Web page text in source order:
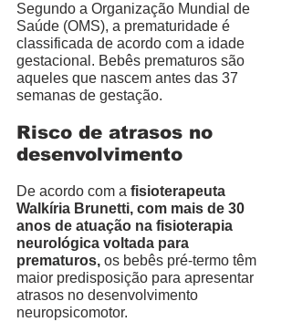
Segundo a Organização Mundial de
Saúde (OMS), a prematuridade é
classificada de acordo com a idade
gestacional. Bebês prematuros são
aqueles que nascem antes das 37
semanas de gestação.
Risco de atrasos no
desenvolvimento
De acordo com a fisioterapeuta
Walkíria Brunetti, com mais de 30
anos de atuação na fisioterapia
neurológica voltada para
prematuros, os bebês pré-termo têm
maior predisposição para apresentar
atrasos no desenvolvimento
neuropsicomotor.